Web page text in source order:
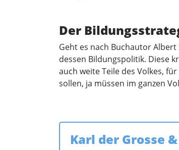
Der
Geht es nach Buchautor
dessen Bildungspolitik. Diese
auch weite Teile des Volkes,
sollen, ja müssen im ganzen
Karl der Grosse